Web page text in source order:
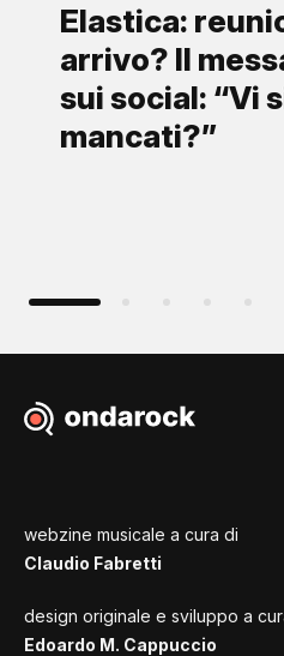
Elastica:
arrivo? Il
sui social: “Vi
mancati?”
webzine musicale a cura di
Claudio Fabretti
design originale e sviluppo a
Edoardo M. Cappuccio